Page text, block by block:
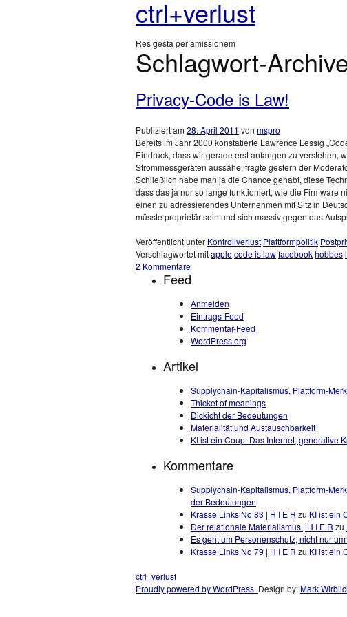
ctrl+verlust
Res gesta per amissionem
Schlagwort-
Privacy-Code is Law!
Publiziert am28. April 2011 von mspro
Bereits im Jahr 2000 konstatierte Lawrence Lessig
Eindruck, dass wir gerade erst anfangen zu verstehen,
Strommessgeräten aussähe, fragte gestern der
Schließlich habe man ja die Chance gehabt, diese
dass das ja nur so lange funktioniert, wie die Firmware
einen zu adressierendes Unternehmen mit Sitz in
müsste proprietär sein und sich massiv gegen das
Veröffentlicht unter Kontrollverlust Plattformpolitik
Verschlagwortet mitapplecode is lawfacebookhobbes
2 Kommentare
Feed
Anmelden
Eintrags-Feed
Kommentar-Feed
WordPress.org
Artikel
Supplychain-Kapitalismus, Plattform-
Thicket of meanings
Dickicht der Bedeutungen
Materialität und Austauschbarkeit
KI ist ein Coup: Das Internet, generative
Kommentare
Supplychain-Kapitalismus, Plattform-
der Bedeutungen
Krasse Links No 83 | H I E R zu KI ist ein
Der relationale Materialismus | H I E R zu
Es geht um Personenschutz, nicht nur
Krasse Links No 79 | H I E R zu KI ist ein
ctrl+verlust
Proudly powered by WordPress. Design by:Mark